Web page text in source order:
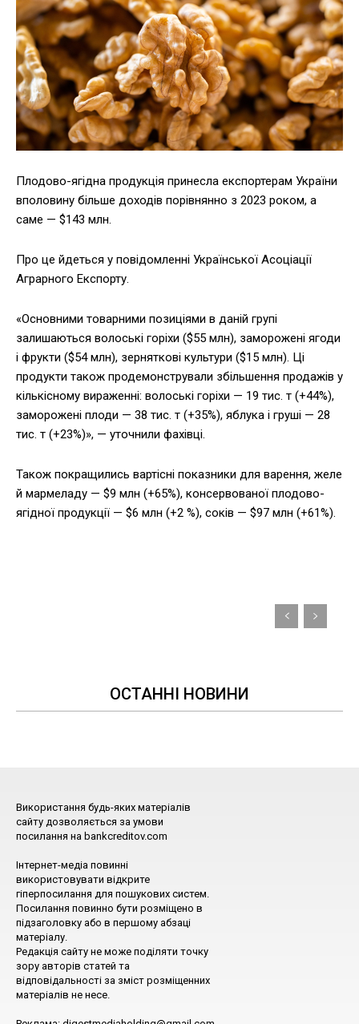
Плодово-ягідна продукція принесла експортерам України
вполовину більше доходів порівнянно з 2023 роком, а
саме — $143 млн.
Про це йдеться у повідомленні Української Асоціації
Аграрного Експорту.
«Основними товарними позиціями в даній групі
залишаються волоські горіхи ($55 млн), заморожені ягоди
і фрукти ($54 млн), зерняткові культури ($15 млн). Ці
продукти також продемонстрували збільшення продажів у
кількісному вираженні: волоські горіхи — 19 тис. т (+44%),
заморожені плоди — 38 тис. т (+35%), яблука і груші — 28
тис. т (+23%)», — уточнили фахівці.
Також покращились вартісні показники для варення, желе
й мармеладу — $9 млн (+65%), консервованої плодово-
ягідної продукції — $6 млн (+2 %), соків — $97 млн (+61%).
ОСТАННІ НОВИНИ
Використання будь-яких матеріалів
сайту дозволяється за умови
посилання на bankcreditov.com
Інтернет-медіа повинні
використовувати відкрите
гіперпосилання для пошукових систем.
Посилання повинно бути розміщено в
підзаголовку або в першому абзаці
матеріалу.
Редакція сайту не може поділяти точку
зору авторів статей та
відповідальності за зміст розміщенних
матеріалів не несе.